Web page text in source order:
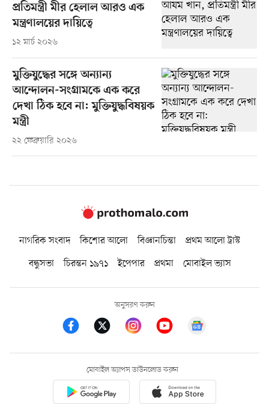
প্রতিমন্ত্রী মীর হেলাল আরও এক
মন্ত্রণালয়ের দায়িত্বে
১২ মার্চ ২০২৬
মুক্তিযুদ্ধের সঙ্গে অন্যান্য
আন্দোলন-সংগ্রামকে এক করে
দেখা ঠিক হবে না: মুক্তিযুদ্ধবিষয়ক
মন্ত্রী
২২ ফেব্রুয়ারি ২০২৬
নাগরিক সংবাদ কিশোর আলো বিজ্ঞানচিন্তা
প্রথম আলো ট্রাস্ট
বন্ধুসভা
চিরন্তন ১৯৭১ ইপেপার প্রথমা মোবাইল ভ্যাস
অনুসরণ করুন
মোবাইল অ্যাপস ডাউনলোড করুন